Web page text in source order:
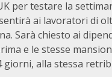
per testare la
ai lavoratori di
Sarà chiesto ai
e le stesse
alla stessa